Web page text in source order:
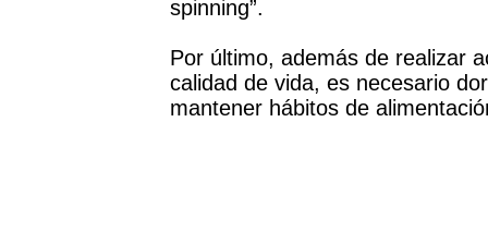
spinning”.
Por último, además de realizar
calidad de vida, es necesario
mantener hábitos de